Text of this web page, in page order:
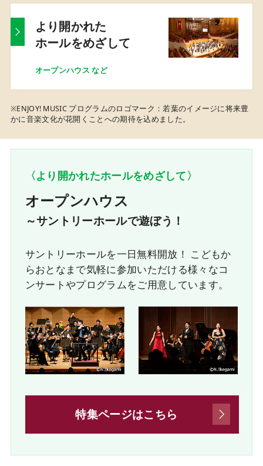
より開かれた
ホールをめざして
オープンハウス など
※ENJOY! MUSIC プログラムのロゴマーク：若葉のイメージに将来豊
かに音楽文化が花開くことへの期待を込めました。
〈より開かれたホールをめざして〉
オープンハウス
～サントリーホールで遊ぼう！
サントリーホールを一日無料開放！ こどもか
らおとなまで気軽に参加いただける様々なコ
ンサートやプログラムをご用意しています。
特集ページはこちら